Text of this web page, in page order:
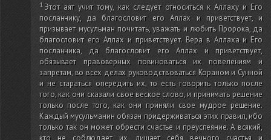
Этот аят учит тому, как следует относиться к Аллаху и Его
посланнику, да благословит его Аллах и приветствует, и
призывает мусульман почитать, уважать и любить Пророка, да
благословит его Аллах и приветствует. Вера в Аллаха и Его
посланника, да благословит его Аллах и приветствует,
обязывает правоверных повиноваться их повелениям и
запретам, во всех делах руководствоваться Кораном и Сунной
и не стараться опередить их, то есть говорить только после
того, как они сказали свое веское слово, и принимать решение
только после того, как они приняли свое мудрое решение.
Каждый мусульманин обязан придерживаться этих правил, ибо
только так он может обрести счастье и преуспеяние. А всякий,